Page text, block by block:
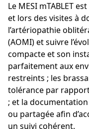
Le MESI mTABLET
et lors des visites à
l’artériopathie
(AOMI) et suivre
compacte et son
parfaitement aux
restreints ; les
tolérance par
; et la
ou partagée afin
un suivi cohérent.